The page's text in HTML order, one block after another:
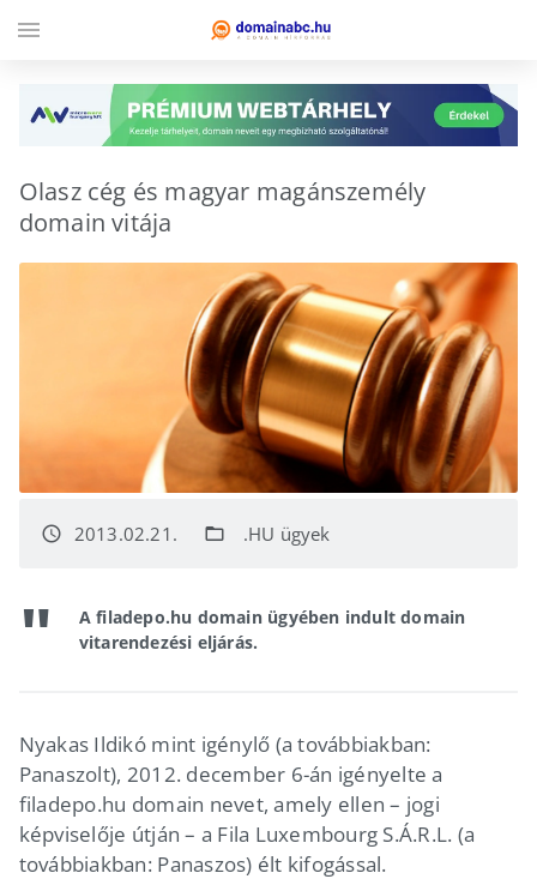
Olasz cég és magyar magánszemély
domain vitája
access_time 2013.02.21. folder_open .HU ügyek
A filadepo.hu domain ügyében indult domain
vitarendezési eljárás.
Nyakas Ildikó mint igénylő (a továbbiakban:
Panaszolt), 2012. december 6-án igényelte a
filadepo.hu domain nevet, amely ellen – jogi
képviselője útján – a Fila Luxembourg S.Á.R.L. (a
továbbiakban: Panaszos) élt kifogással.
menu